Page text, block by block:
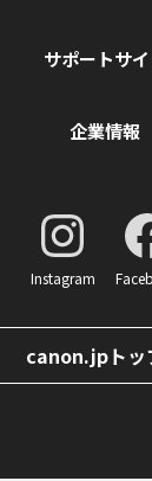
サポートサイ
企業情報
Instagram
canon.jpトッ